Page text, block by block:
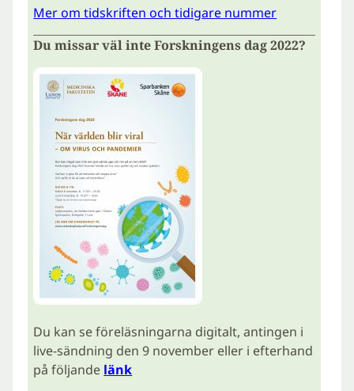
Mer om tidskriften och tidigare nummer
Du missar väl inte Forskningens dag 2022?
Du kan se föreläsningarna digitalt, antingen i
live-sändning den 9 november eller i efterhand
på följande länk